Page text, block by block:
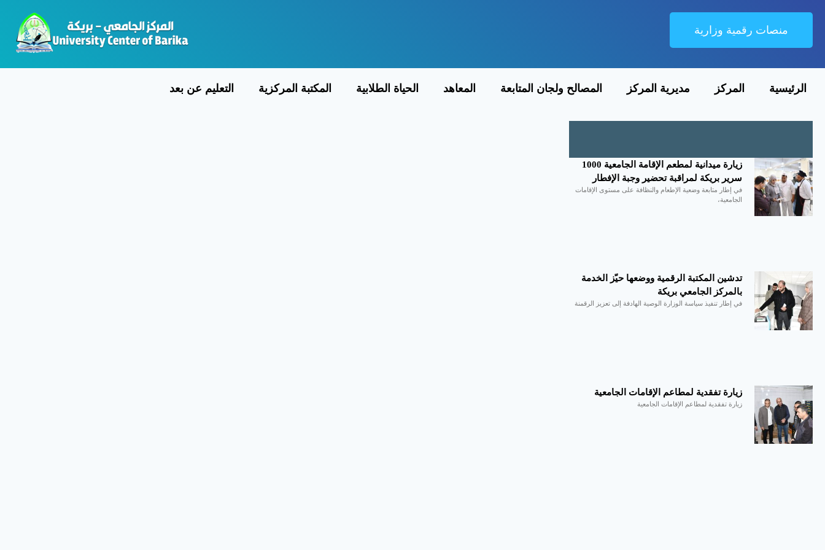
منصات رقمية وزارية
الرئيسية المركز مديرية المركز المصالح ولجان المتابعة المعاهد الحياة الطلابية المكتبة المركزية التعليم عن بعد
زيارة ميدانية لمطعم الإقامة الجامعية
1000 سرير بريكة لمراقبة تحضير وجبة
الإفطار
تدشين المكتبة الرقمية ووضعها حيّز
الخدمة بالمركز الجامعي بريكة
في إطار تنفيذ سياسة الوزارة الوصية الهادفة إلى تعزيز الرقمنة
زيارة تفقدية لمطاعم الإقامات الجامعية
زيارة تفقدية لمطاعم الإقامات الجامعية